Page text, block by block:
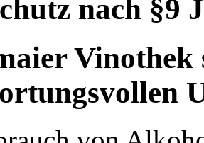
nach §9
Vinothek